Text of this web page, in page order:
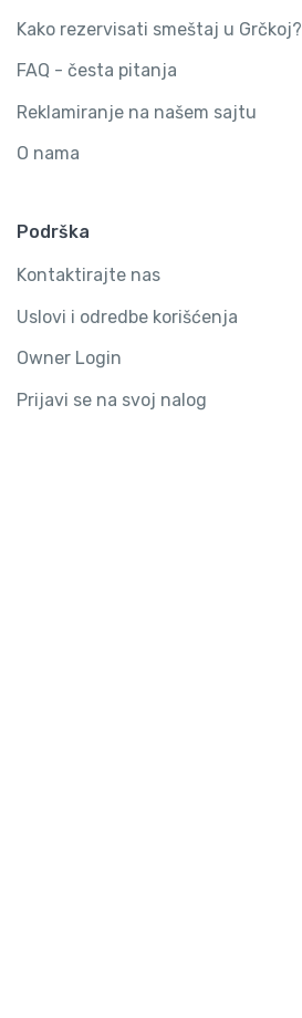
Kako rezervisati smeštaj u Grčkoj?
FAQ - česta pitanja
Reklamiranje na našem sajtu
O nama
Podrška
Kontaktirajte nas
Uslovi i odredbe korišćenja
Owner Login
Prijavi se na svoj nalog